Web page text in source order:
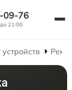
09-76
21:00